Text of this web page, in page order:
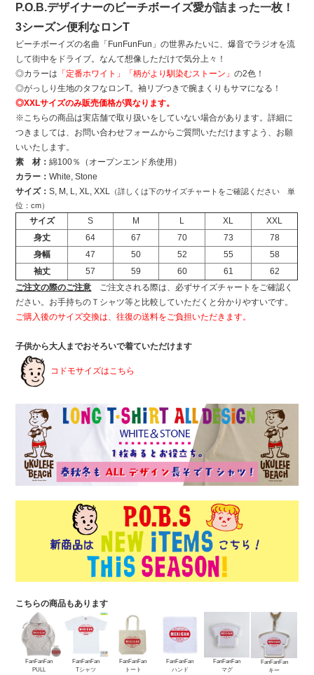
P.O.B.デザイナーのビーチボーイズ愛が詰まった一枚！
3シーズン便利なロンT
ビーチボーイズの名曲「FunFunFun」の世界みたいに、爆音でラジオを流
して街中をドライブ。なんて想像しただけで気分上々！
◎カラーは 「定番ホワイト」「柄がより馴染むストーン」の2色！
◎がっしり生地のタフなロンT。袖リブつきで腕まくりもサマになる！
◎XXLサイズのみ販売価格が異なります。
※こちらの商品は実店舗で取り扱いをしていない場合があります。詳細に
つきましては、お問い合わせフォームからご質問いただけますよう、お願
いいたします。
素 材：綿100％（オープンエンド糸使用）
カラー：White, Stone
サイズ：S, M, L, XL, XXL
（詳しくは下のサイズチャートをご確認ください 単
位：cm）
サイズ S M L XL
XXL
身丈
64 67 70 73
78
身幅
47 50 52 55
58
袖丈
57 59 60 61
62
ご注文の際のご注意 ご注文される際は、必ずサイズチャートをご確認く
ださい。お手持ちのＴシャツ等と比較していただくと分かりやすいです。
ご購入後のサイズ交換は、往復の送料をご負担いただきます。
子供から大人までおそろいで着ていただけます
コドモサイズはこちら
こちらの商品もあります
FanFanFan
PULL
FanFanFan
Tシャツ
FanFanFan
トート
FanFanFan
ハンド
FanFanFan
マグ
FanFanFan
キー